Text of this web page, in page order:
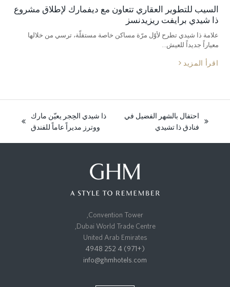
السيب للتطوير العقاري تتعاون مع ديفمارك لإطلاق مشروع
ذا شيدي برايفت ريزيدنسز
علامة ذا شيدي تطرح لأوّل مرّة مساكن خاصة مستقلّة، ترسي من خلالها
معياراً جديداً للعيش…
اقرأ المزيد
previous
احتفال بالشهر الفضيل في
فنادق ذا تشيدي
ذا شيدي الحِجر يعيّن مارك
ووترز مديراً عاماً للفندق
Convention Tower,
Dubai World Trade Centre,
United Arab Emirates
(+971) 4 252 4948
info@ghmhotels.com